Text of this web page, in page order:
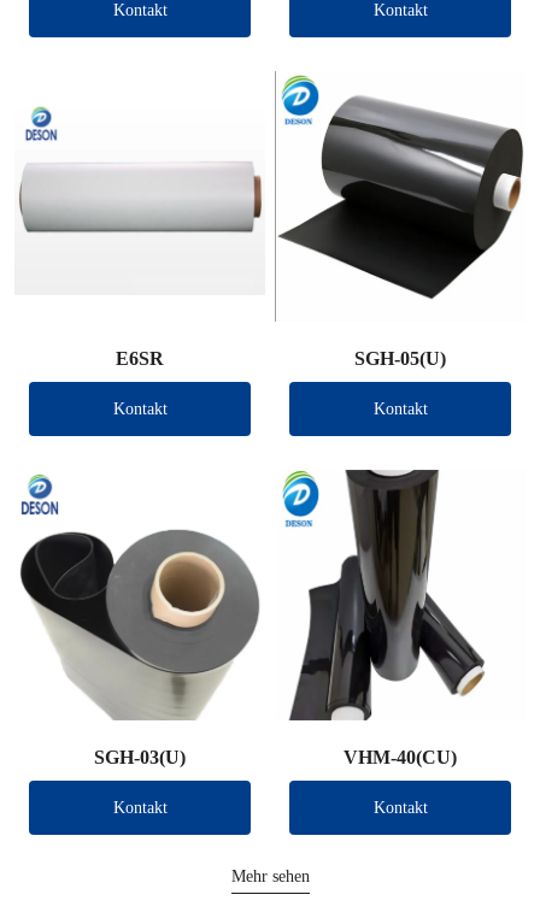
Kontakt Kontakt
E6SR
Kontakt
SGH-05(U)
Kontakt
SGH-03(U)
Kontakt
VHM-40(CU)
Kontakt
Mehr sehen